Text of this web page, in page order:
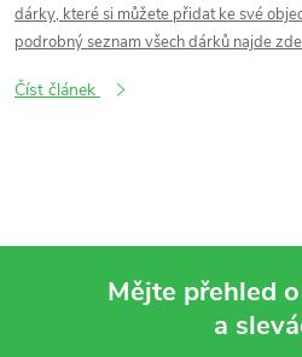
dárky, které si můžete přidat ke své
podrobný seznam všech dárků najde
Číst článek
Mějte přehled
a